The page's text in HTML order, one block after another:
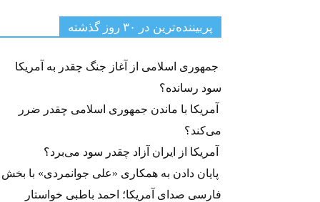
پربیننده‌ترین‌ در ۳۰ روز گذشته
جمهوری اسلامی از آغاز جنگ چقدر به آمریکا
سود رسانده؟
آمریکا با ماندن جمهوری اسلامی چقدر ضرر
می‌کند؟
آمریکا از ایران آزاد چقدر سود می‌برد؟
پایان دادن به همکاری «علی جوانمردی» با بخش
فارسی صدای آمریکا؛ احمد باطبی خواستار